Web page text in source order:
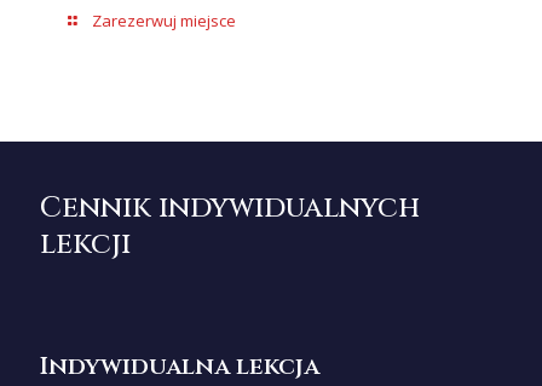
Zarezerwuj miejsce
Cennik indywidualnych
lekcji
Indywidualna lekcja